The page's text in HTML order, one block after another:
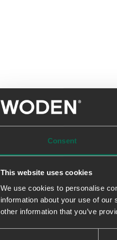
Consent
This website uses cookies
We use cookies to personalise
information about your use of
other information that you’ve